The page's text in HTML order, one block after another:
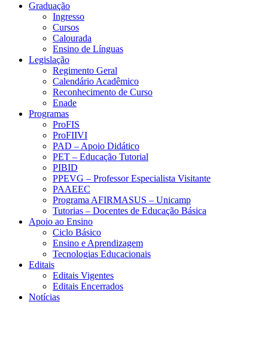
Graduação
Ingresso
Cursos
Calourada
Ensino de Línguas
Legislação
Regimento Geral
Calendário Acadêmico
Reconhecimento de Curso
Enade
Programas
ProFIS
ProFIIVI
PAD – Apoio Didático
PET – Educação Tutorial
PIBID
PPEVG – Professor Especialista Visitante
PAAEEC
Programa AFIRMASUS – Unicamp
Tutorias – Docentes de Educação Básica
Apoio ao Ensino
Ciclo Básico
Ensino e Aprendizagem
Tecnologias Educacionais
Editais
Editais Vigentes
Editais Encerrados
Notícias